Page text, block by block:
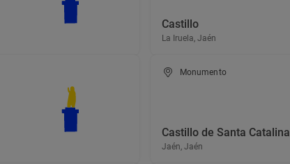
Castillo
La Iruela, Jaén
Monumento
Castillo de Santa Catalina
Jaén, Jaén